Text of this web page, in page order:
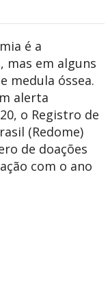
é a
em alguns
medula óssea.
alerta
o Registro de
(Redome)
de doações
com o ano